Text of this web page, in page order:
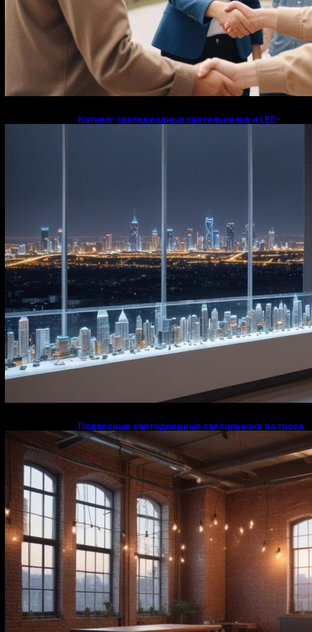
Каталог светодиодных светильников и LED-
Подвесные светодиодные светильники на тросе